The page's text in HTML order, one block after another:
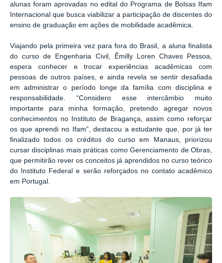
alunas foram aprovadas no edital do Programa de Bolsas Ifam
Internacional que busca viabilizar a participação de discentes do
ensino de graduação em ações de mobilidade acadêmica.
Viajando pela primeira vez para fora do Brasil, a aluna finalista
do curso de Engenharia Civil, Êmilly Loren Chaves Pessoa,
espera conhecer e trocar experiências acadêmicas com
pessoas de outros países, e ainda revela se sentir desafiada
em administrar o período longe da família com disciplina e
responsabilidade. “Considero esse intercâmbio muito
importante para minha formação, pretendo agregar novos
conhecimentos no Instituto de Bragança, assim como reforçar
os que aprendi no Ifam”, destacou a estudante que, por já ter
finalizado todos os créditos do curso em Manaus, priorizou
cursar disciplinas mais práticas como Gerenciamento de Obras,
que permitirão rever os conceitos já aprendidos no curso teórico
do Instituto Federal e serão reforçados no contato acadêmico
em Portugal.